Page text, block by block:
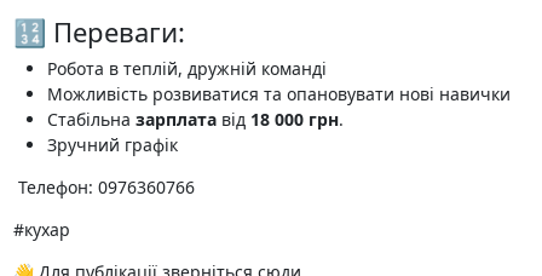
🔢 Переваги:
Робота в теплій, дружній команді
Можливість розвиватися та опановувати нові навички
Стабільна зарплатавід 18 000 грн.
Зручний графік
️ Телефон: 0976360766
#кухар